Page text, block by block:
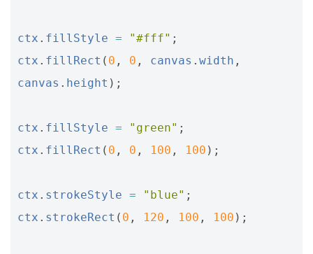
ctx . fillStyle = "#fff" ;
ctx . fillRect ( 0 , 0 , canvas . width ,
canvas . height );
ctx . fillStyle = "green" ;
ctx . fillRect ( 0 , 0 , 100 , 100 );
ctx . strokeStyle = "blue" ;
ctx . strokeRect ( 0 , 120 , 100 , 100 );